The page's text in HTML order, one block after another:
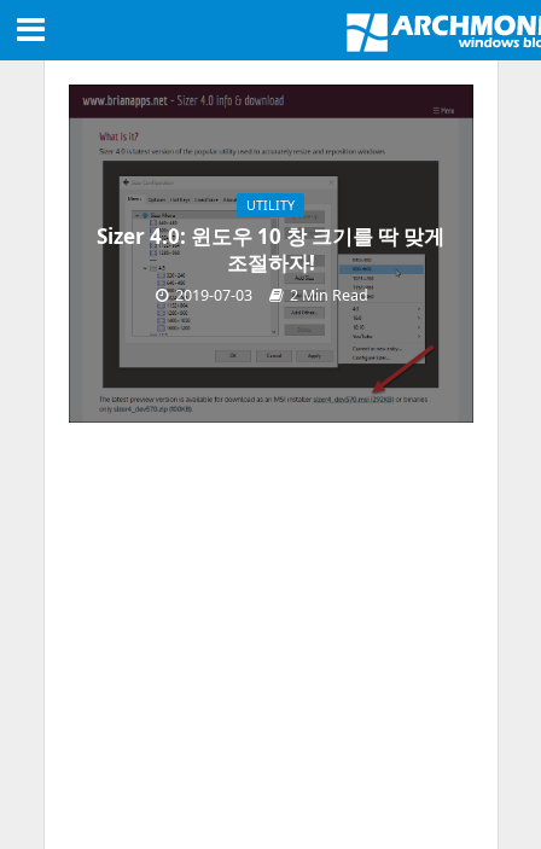
UTILITY
Sizer 4.0: 윈도우 10 창 크기를 딱 맞게
조절하자!
2019-07-03 2 Min Read